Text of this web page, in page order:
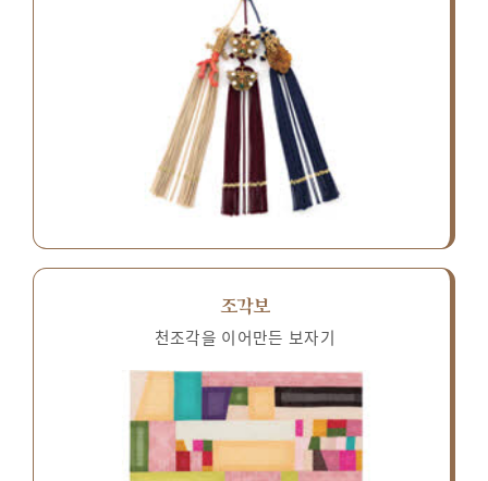
조각보
천조각을 이어만든 보자기